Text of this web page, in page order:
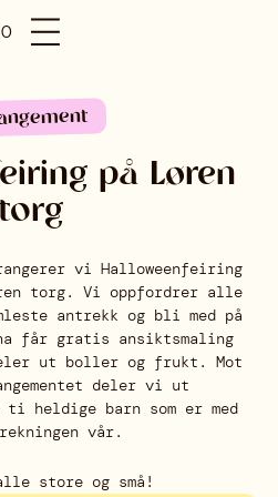
på Løren
vi Halloweenfeiring
torg. Vi oppfordrer alle
antrekk og bli med på
får gratis ansiktsmaling
ut boller og frukt. Mot
deler vi ut
heldige barn som er med
vår.
alle store og små!